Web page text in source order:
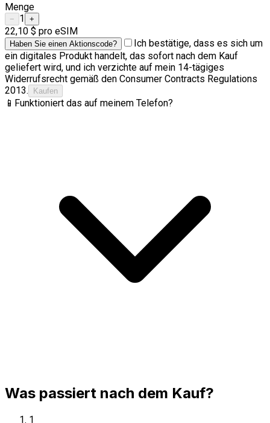
Menge
− 1 +
22,10 $ pro eSIM
Haben Sie einen Aktionscode?
Ich bestätige, dass es sich um
ein digitales Produkt handelt, das sofort nach dem Kauf
geliefert wird, und ich verzichte auf mein 14-tägiges
Widerrufsrecht gemäß den Consumer Contracts Regulations
2013.
Kaufen
📱 Funktioniert das auf meinem Telefon?
Was passiert nach dem Kauf?
1